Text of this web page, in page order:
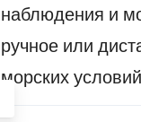
наблюдения и
ручное или
морских условий